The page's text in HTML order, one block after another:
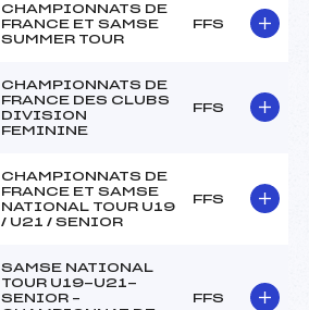
CHAMPIONNATS DE
FRANCE ET SAMSE
SUMMER TOUR
FFS
CHAMPIONNATS DE
FRANCE DES CLUBS
DIVISION
FEMININE
FFS
CHAMPIONNATS DE
FRANCE ET SAMSE
NATIONAL TOUR U19
/ U21 / SENIOR
FFS
SAMSE NATIONAL
TOUR U19-U21-
SENIOR –
FFS